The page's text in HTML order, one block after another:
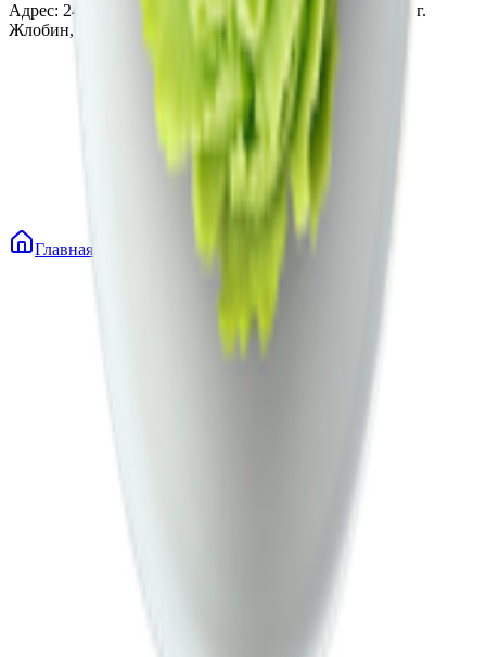
Адрес: 247210, Республика Беларусь, Гомельская обл., г.
Жлобин, ул. Козлова 2-А
Главная